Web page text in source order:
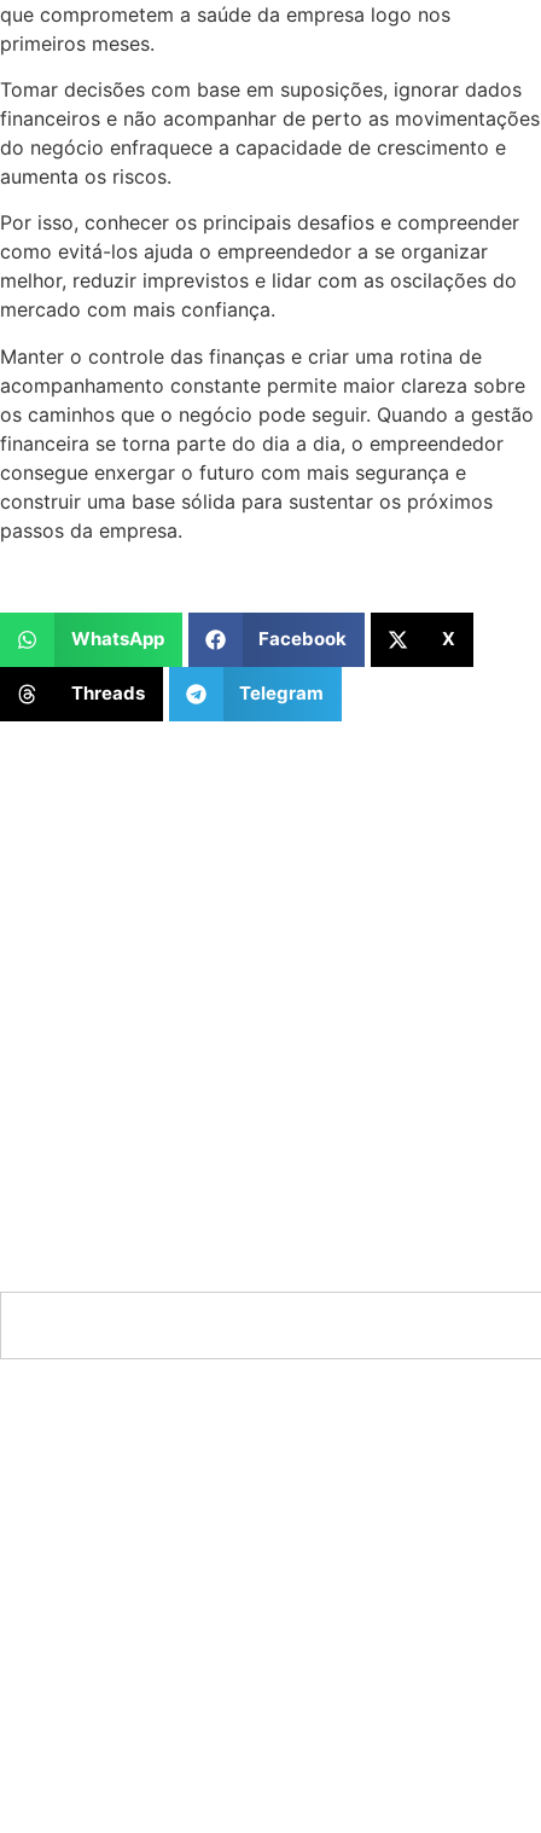
que comprometem a saúde da empresa logo nos
primeiros meses.
Tomar decisões com base em suposições, ignorar dados
financeiros e não acompanhar de perto as movimentações
do negócio enfraquece a capacidade de crescimento e
aumenta os riscos.
Por isso, conhecer os principais desafios e compreender
como evitá-los ajuda o empreendedor a se organizar
melhor, reduzir imprevistos e lidar com as oscilações do
mercado com mais confiança.
Manter o controle das finanças e criar uma rotina de
acompanhamento constante permite maior clareza sobre
os caminhos que o negócio pode seguir. Quando a gestão
financeira se torna parte do dia a dia, o empreendedor
consegue enxergar o futuro com mais segurança e
construir uma base sólida para sustentar os próximos
passos da empresa.
WhatsApp Facebook X
Threads Telegram